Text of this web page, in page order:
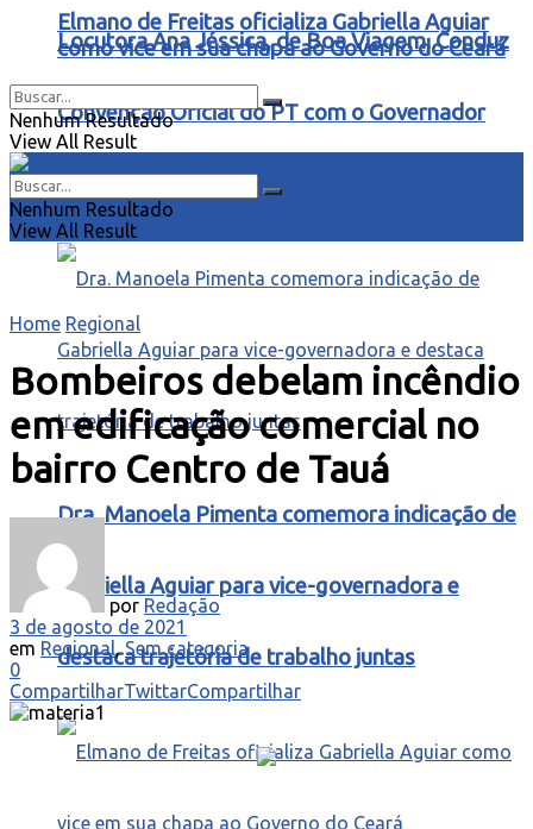
Locutora Ana Jéssica, de Boa Viagem, Conduz
Convenção Oficial do PT com o Governador
Elmano e o Presidente Lula
Dra. Manoela Pimenta comemora indicação de
Gabriella Aguiar para vice-governadora e
destaca trajetória de trabalho juntas
Elmano de Freitas oficializa Gabriella Aguiar
como vice em sua chapa ao Governo do Ceará
Nenhum Resultado
View All Result
Nenhum Resultado
View All Result
Home Regional
Bombeiros debelam incêndio
em edificação comercial no
bairro Centro de Tauá
por Redação
3 de agosto de 2021
em Regional,Sem categoria
0
CompartilharTwittarCompartilhar